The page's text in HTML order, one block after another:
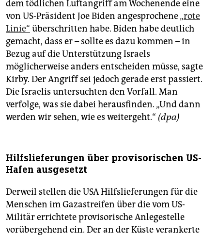
dem tödlichen Luftangriff am Wochenende eine
von US-Präsident Joe Biden angesprochene„rote
Linie“ überschritten habe. Biden habe deutlich
gemacht, dass er – sollte es dazu kommen – in
Bezug auf die Unterstützung Israels
möglicherweise anders entscheiden müsse, sagte
Kirby. Der Angriff sei jedoch gerade erst passiert.
Die Israelis untersuchten den Vorfall. Man
verfolge, was sie dabei herausfinden. „Und dann
werden wir sehen, wie es weitergeht.“ (dpa)
Hilfslieferungen über provisorischen US-
Hafen ausgesetzt
Derweil stellen die USA Hilfslieferungen für die
Menschen im Gazastreifen über die vom US-
Militär errichtete provisorische Anlegestelle
vorübergehend ein. Der an der Küste verankerte